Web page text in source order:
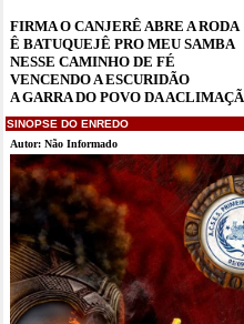
FIRMA O CANJERÊ ABRE A RODA
Ê BATUQUEJÊ PRO MEU SAMBA
NESSE CAMINHO DE FÉ
VENCENDO A ESCURIDÃO
A GARRA DO POVO DA
SINOPSE DO ENREDO
Autor: Não Informado